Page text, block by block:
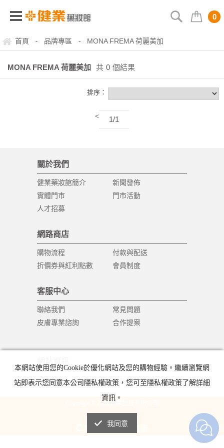
0
首頁 - 品牌專區 - MONA FREMA 荷麗美加
MONA FREMA 荷麗美加 共 0 個結果
排序：
< 1/1
關於我們
健業藥妝館簡介
新聞發佈
實體門市
門市活動
人才招募
網路商店
購物流程
付款與配送
折價券與紅利點數
會員制度
客服中心
聯絡我們
皮膚專業諮詢
常見問題
合作提案
防止詐騙 隱私權政策
Copyright © 2018 健業生技有限公司
手機版 | 電腦版
本網站使用您的Cookie於優化網站及您的購物經驗。繼續瀏覽網
站即表示您同意本公司隱私權政策，您可至隱私權政策了解詳細
資訊。
我同意